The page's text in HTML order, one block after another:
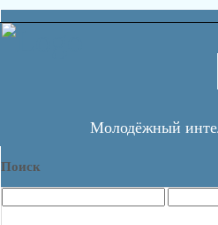
Молодёжный
Поиск